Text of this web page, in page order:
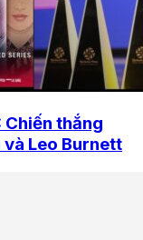
thắng
Leo Burnett